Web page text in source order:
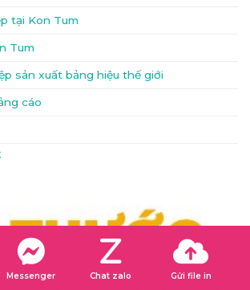
tại Kon Tum
Tum
sản xuất bảng hiệu thế giới
cáo
Messenger Chat zalo Gửi file in